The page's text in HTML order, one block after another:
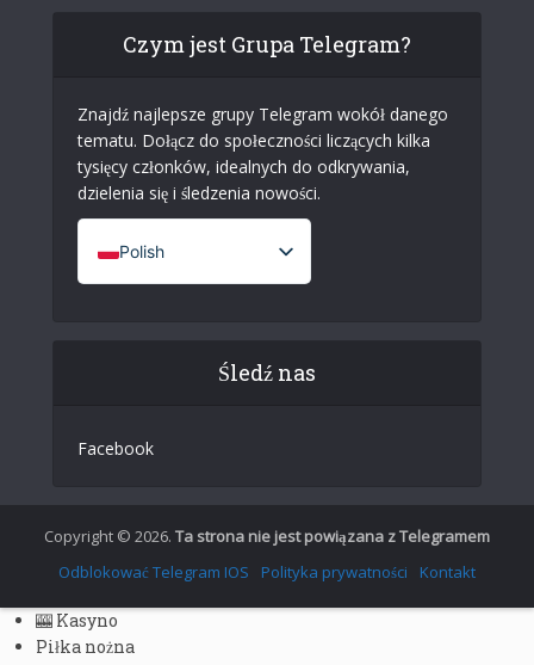
Czym jest Grupa Telegram?
Znajdź najlepsze grupy Telegram wokół danego
tematu. Dołącz do społeczności liczących kilka
tysięcy członków, idealnych do odkrywania,
dzielenia się i śledzenia nowości.
Polish
French (France)
Spanish
Greek
Chinese
Japanese
Russian
Śledź nas
Facebook
Copyright © 2026. Ta strona nie jest powiązana z Telegramem
Odblokować Telegram IOS
Polityka prywatności Kontakt
🎰 Kasyno
Piłka nożna